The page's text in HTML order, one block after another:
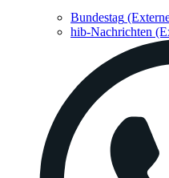
Bundestag
hib-Nachrichten